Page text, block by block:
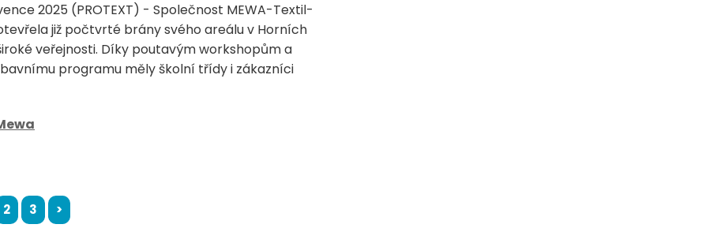
2025 (PROTEXT) - Společnost MEWA-Textil-
již počtvrté brány svého areálu v Horních
veřejnosti. Díky poutavým workshopům a
programu měly školní třídy i zákazníci
2 3 >